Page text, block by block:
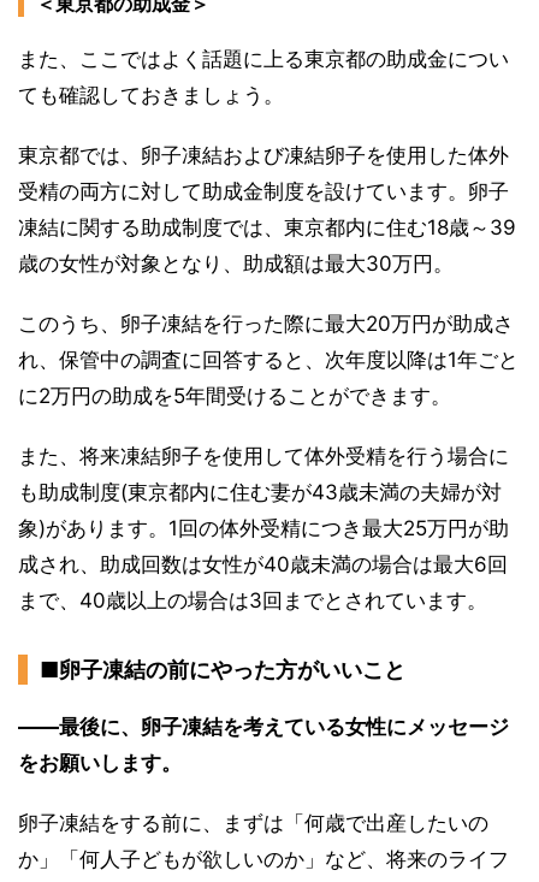
また、ここではよく話題に上る東京都の助成金につい
ても確認しておきましょう。
東京都では、卵子凍結および凍結卵子を使用した体外
受精の両方に対して助成金制度を設けています。卵子
凍結に関する助成制度では、東京都内に住む18歳～39
歳の女性が対象となり、助成額は最大30万円。
このうち、卵子凍結を行った際に最大20万円が助成さ
れ、保管中の調査に回答すると、次年度以降は1年ごと
に2万円の助成を5年間受けることができます。
また、将来凍結卵子を使用して体外受精を行う場合に
も助成制度(東京都内に住む妻が43歳未満の夫婦が対
象)があります。1回の体外受精につき最大25万円が助
成され、助成回数は女性が40歳未満の場合は最大6回
まで、40歳以上の場合は3回までとされています。
■卵子凍結の前にやった方がいいこと
――最後に、卵子凍結を考えている女性にメッセージ
をお願いします。
卵子凍結をする前に、まずは「何歳で出産したいの
か」「何人子どもが欲しいのか」など、将来のライフ